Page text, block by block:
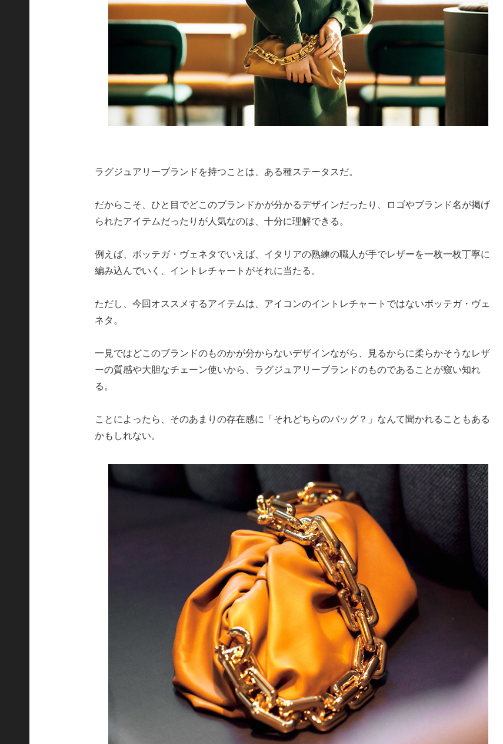
ラグジュアリーブランドを持つことは、ある種ステータスだ。
だからこそ、ひと目でどこのブランドかが分かるデザインだったり、ロゴやブランド名が掲げ
られたアイテムだったりが人気なのは、十分に理解できる。
例えば、ボッテガ・ヴェネタでいえば、イタリアの熟練の職人が手でレザーを一枚一枚丁寧に
編み込んでいく、イントレチャートがそれに当たる。
ただし、今回オススメするアイテムは、アイコンのイントレチャートではないボッテガ・ヴェ
ネタ。
一見ではどこのブランドのものかが分からないデザインながら、見るからに柔らかそうなレザ
ーの質感や大胆なチェーン使いから、ラグジュアリーブランドのものであることが窺い知れ
る。
ことによったら、そのあまりの存在感に「それどちらのバッグ？」なんて聞かれることもある
かもしれない。